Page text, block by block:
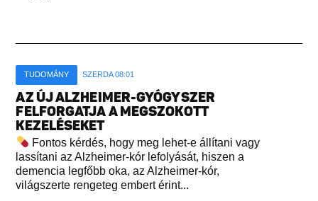
TUDOMÁNY SZERDA 08:01
AZ ÚJ ALZHEIMER-GYÓGYSZER
FELFORGATJA A MEGSZOKOTT
KEZELÉSEKET
Fontos kérdés, hogy meg lehet-e állítani vagy
lassítani az Alzheimer-kór lefolyását, hiszen a
demencia legfőbb oka, az Alzheimer-kór,
világszerte rengeteg embert érint...